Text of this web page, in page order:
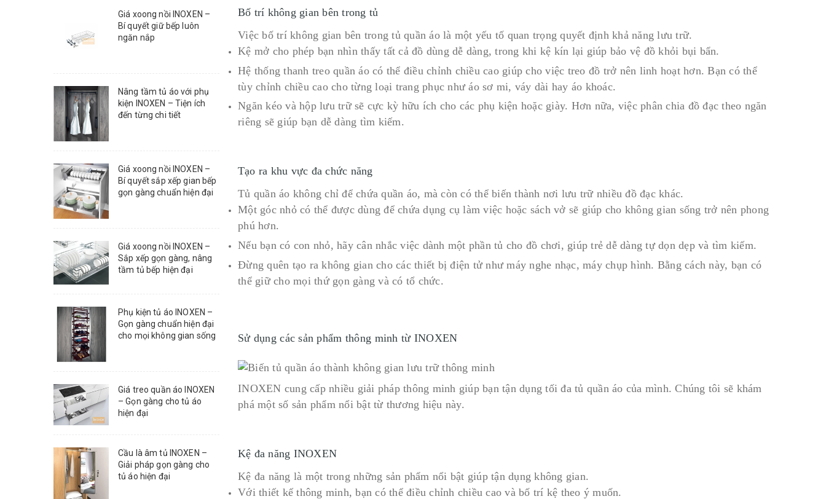
Bố trí không gian bên trong tủ
Việc bố trí không gian bên trong tủ quần áo là một yếu tố quan trọng quyết định khả năng lưu trữ.
Kệ mở cho phép bạn nhìn thấy tất cả đồ dùng dễ dàng, trong khi kệ kín lại giúp bảo vệ đồ khỏi bụi bẩn.
Hệ thống thanh treo quần áo có thể điều chỉnh chiều cao giúp cho việc treo đồ trở nên linh hoạt hơn. Bạn có thể
tùy chỉnh chiều cao cho từng loại trang phục như áo sơ mi, váy dài hay áo khoác.
Ngăn kéo và hộp lưu trữ sẽ cực kỳ hữu ích cho các phụ kiện hoặc giày. Hơn nữa, việc phân chia đồ đạc theo ngăn
riêng sẽ giúp bạn dễ dàng tìm kiếm.
Tạo ra khu vực đa chức năng
Tủ quần áo không chỉ để chứa quần áo, mà còn có thể biến thành nơi lưu trữ nhiều đồ đạc khác.
Một góc nhỏ có thể được dùng để chứa dụng cụ làm việc hoặc sách vở sẽ giúp cho không gian sống trở nên phong
phú hơn.
Nếu bạn có con nhỏ, hãy cân nhắc việc dành một phần tủ cho đồ chơi, giúp trẻ dễ dàng tự dọn dẹp và tìm kiếm.
Đừng quên tạo ra không gian cho các thiết bị điện tử như máy nghe nhạc, máy chụp hình. Bằng cách này, bạn có
thể giữ cho mọi thứ gọn gàng và có tổ chức.
Sử dụng các sản phẩm thông minh từ INOXEN
INOXEN cung cấp nhiều giải pháp thông minh giúp bạn tận dụng tối đa tủ quần áo của mình. Chúng tôi sẽ khám
phá một số sản phẩm nổi bật từ thương hiệu này.
Kệ đa năng INOXEN
Kệ đa năng là một trong những sản phẩm nổi bật giúp tận dụng không gian.
Với thiết kế thông minh, bạn có thể điều chỉnh chiều cao và bố trí kệ theo ý muốn.
Giá xoong nồi INOXEN –
Bí quyết giữ bếp luôn
ngăn nắp
Nâng tầm tủ áo với phụ
kiện INOXEN – Tiện ích
đến từng chi tiết
Giá xoong nồi INOXEN –
Bí quyết sắp xếp gian bếp
gọn gàng chuẩn hiện đại
Giá xoong nồi INOXEN –
Sắp xếp gọn gàng, nâng
tầm tủ bếp hiện đại
Phụ kiện tủ áo INOXEN –
Gọn gàng chuẩn hiện đại
cho mọi không gian sống
Giá treo quần áo INOXEN
– Gọn gàng cho tủ áo
hiện đại
Cầu là âm tủ INOXEN –
Giải pháp gọn gàng cho
tủ áo hiện đại